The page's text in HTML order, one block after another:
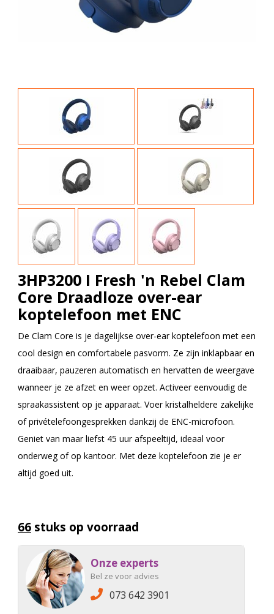
3HP3200 I Fresh 'n Rebel Clam
Core Draadloze over-ear
koptelefoon met ENC
De Clam Core is je dagelijkse over-ear koptelefoon met een
cool design en comfortabele pasvorm. Ze zijn inklapbaar en
draaibaar, pauzeren automatisch en hervatten de weergave
wanneer je ze afzet en weer opzet. Activeer eenvoudig de
spraakassistent op je apparaat. Voer kristalheldere zakelijke
of privételefoongesprekken dankzij de ENC-microfoon.
Geniet van maar liefst 45 uur afspeeltijd, ideaal voor
onderweg of op kantoor. Met deze koptelefoon zie je er
altijd goed uit.
66 stuks op voorraad
Onze experts
Bel ze voor advies
073 642 3901